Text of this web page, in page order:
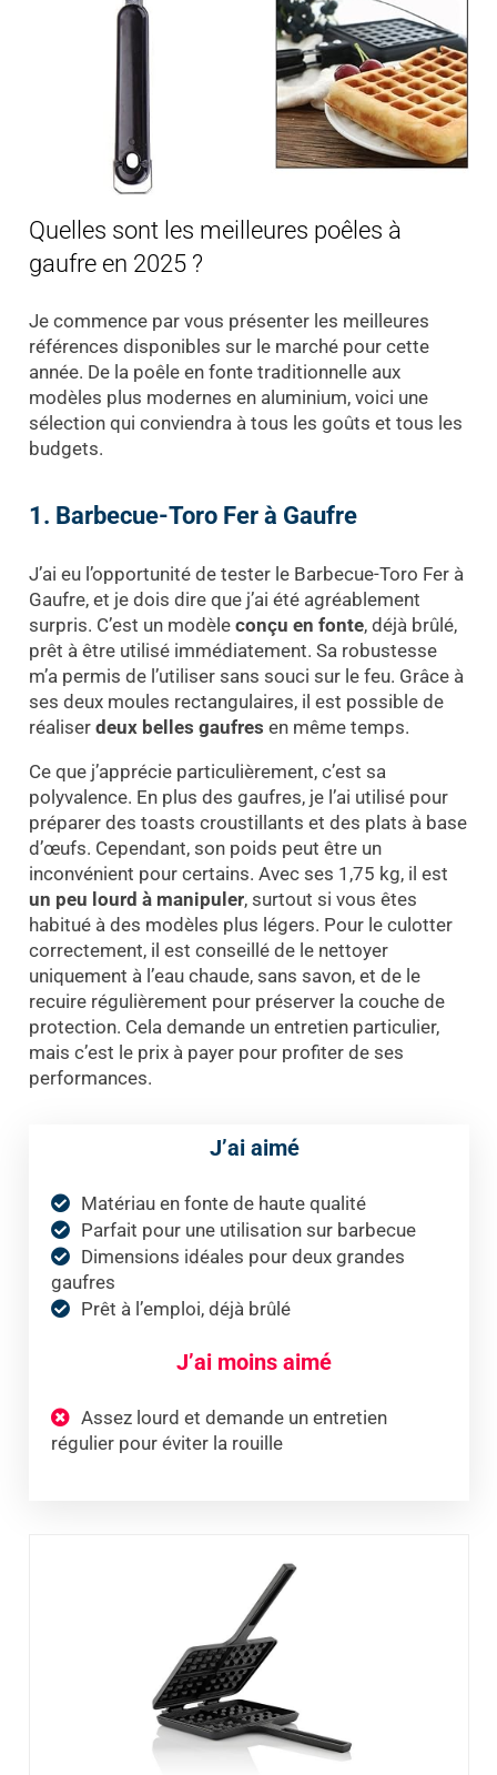
Quelles sont les meilleures poêles à
gaufre en 2025 ?
Je commence par vous présenter les meilleures
références disponibles sur le marché pour cette
année. De la poêle en fonte traditionnelle aux
modèles plus modernes en aluminium, voici une
sélection qui conviendra à tous les goûts et tous les
budgets.
1. Barbecue-Toro Fer à Gaufre
J’ai eu l’opportunité de tester le Barbecue-Toro Fer à
Gaufre, et je dois dire que j’ai été agréablement
surpris. C’est un modèle conçu en fonte, déjà brûlé,
prêt à être utilisé immédiatement. Sa robustesse
m’a permis de l’utiliser sans souci sur le feu. Grâce à
ses deux moules rectangulaires, il est possible de
réaliser deux belles gaufres en même temps.
Ce que j’apprécie particulièrement, c’est sa
polyvalence. En plus des gaufres, je l’ai utilisé pour
préparer des toasts croustillants et des plats à base
d’œufs. Cependant, son poids peut être un
inconvénient pour certains. Avec ses 1,75 kg, il est
un peu lourd à manipuler, surtout si vous êtes
habitué à des modèles plus légers. Pour le culotter
correctement, il est conseillé de le nettoyer
uniquement à l’eau chaude, sans savon, et de le
recuire régulièrement pour préserver la couche de
protection. Cela demande un entretien particulier,
mais c’est le prix à payer pour profiter de ses
performances.
J’ai aimé
Matériau en fonte de haute qualité
Parfait pour une utilisation sur barbecue
Dimensions idéales pour deux grandes
gaufres
Prêt à l’emploi, déjà brûlé
J’ai moins aimé
Assez lourd et demande un entretien
régulier pour éviter la rouille